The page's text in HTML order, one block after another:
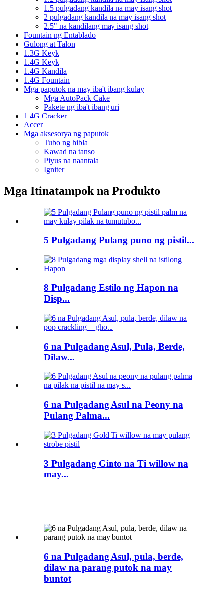
1.5 pulgadang kandila na may isang shot
2 pulgadang kandila na may isang shot
2.5" na kandilang may isang shot
Fountain ng Entablado
Gulong at Talon
1.3G Keyk
1.4G Keyk
1.4G Kandila
1.4G Fountain
Mga paputok na may iba't ibang kulay
Mga AutoPack Cake
Pakete ng iba't ibang uri
1.4G Cracker
Accer
Mga aksesorya ng paputok
Tubo ng hibla
Kawad na tanso
Piyus na naantala
Igniter
Mga Itinatampok na Produkto
5 Pulgadang Pulang puno ng pistil...
8 Pulgadang Estilo ng Hapon na
Disp...
6 na Pulgadang Asul, Pula, Berde,
Dilaw...
6 na Pulgadang Asul na Peony na
Pulang Palma...
3 Pulgadang Ginto na Ti willow na
may...
6 na Pulgadang Asul, pula, berde,
dilaw na parang putok na may
buntot